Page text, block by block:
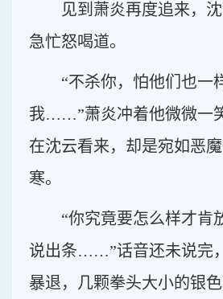
见到萧炎再度追来，沈
急忙怒喝道。
“不杀你，怕他们也一
我……”萧炎冲着他微微一
在沈云看来，却是宛如恶
寒。
“你究竟要怎么样才肯
说出条……”话音还未说完
暴退，几颗拳头大小的银